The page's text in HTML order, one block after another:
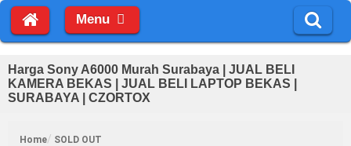
Menu
Harga Sony A6000 Murah Surabaya | JUAL BELI
KAMERA BEKAS | JUAL BELI LAPTOP BEKAS |
SURABAYA | CZORTOX
Home SOLD OUT